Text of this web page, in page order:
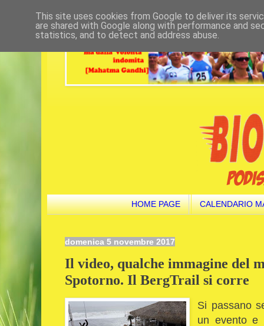
HOME PAGE CALENDARIO
domenica 5 novembre 2017
Il video, qualche immagine del
Spotorno. Il BergTrail si corre
Si passano
un evento e
This site uses cookies from Google to deliver its
are shared with Google along with performance and
statistics, and to detect and address abuse.